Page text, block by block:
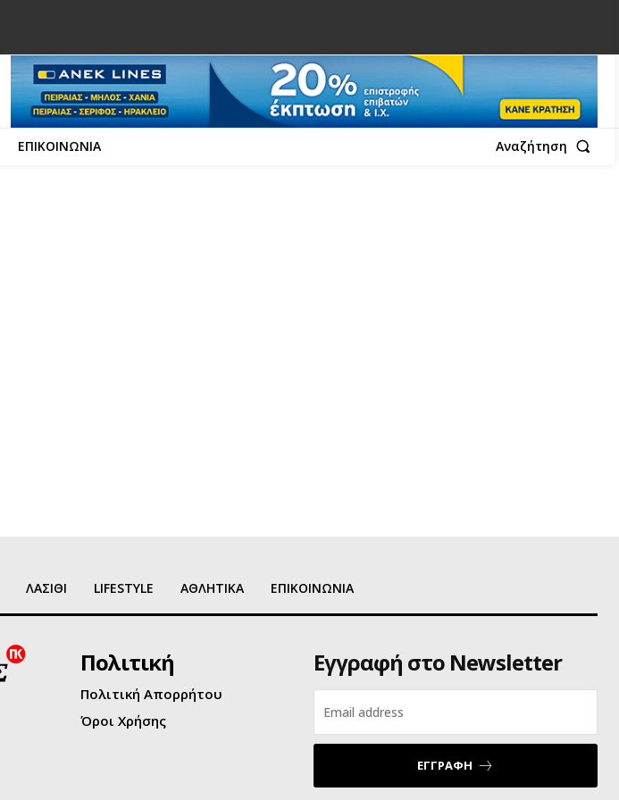
ΕΠΙΚΟΙΝΩΝΙΑ Αναζήτηση
ΛΑΣΙΘΙ LIFESTYLE ΑΘΛΗΤΙΚΑ ΕΠΙΚΟΙΝΩΝΙΑ
Πολιτική
Πολιτική Απορρήτου
Όροι Χρήσης
Εγγραφή στο Newsletter
ΕΓΓΡΑΦΗ